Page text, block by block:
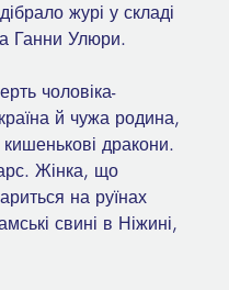
журі у складі
Ганни Улюри.
чоловіка-
й чужа родина,
дракони.
Жінка, що
на руїнах
свині в Ніжині,